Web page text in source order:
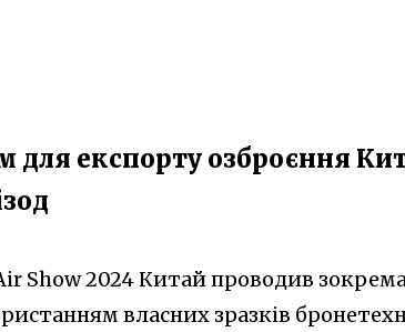
для експорту озброєння
Show 2024 Китай проводив зокрема
власних зразків